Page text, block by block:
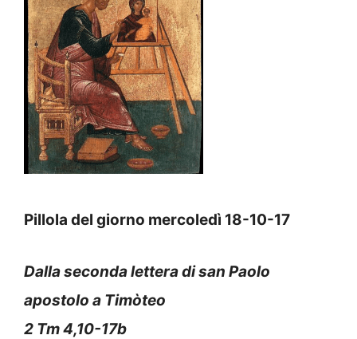
Pillola del giorno mercoledì 18-10-17
Dalla seconda lettera di san Paolo
apostolo a Timòteo
2 Tm 4,10-17b